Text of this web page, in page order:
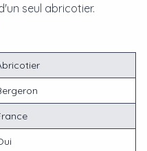
seul abricotier.